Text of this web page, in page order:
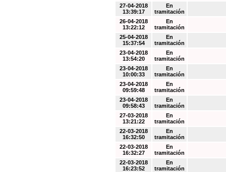
27-04-2018
13:39:17
En
tramitación
26-04-2018
13:22:12
En
tramitación
25-04-2018
15:37:54
En
tramitación
23-04-2018
13:54:20
En
tramitación
23-04-2018
10:00:33
En
tramitación
23-04-2018
09:59:48
En
tramitación
23-04-2018
09:58:43
En
tramitación
27-03-2018
13:21:22
En
tramitación
22-03-2018
16:32:50
En
tramitación
22-03-2018
16:32:27
En
tramitación
22-03-2018
16:23:52
En
tramitación